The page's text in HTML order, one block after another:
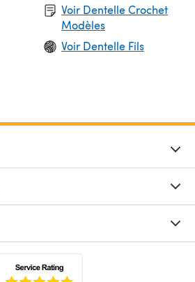
Voir Dentelle Crochet
Modèles
Voir Dentelle Fils